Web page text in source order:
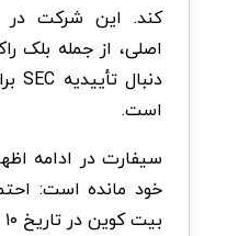
کند. این شرکت در
است.
سیفارت در ادامه
بیت کوین در تاریخ ۱۰ ژانویه ۲۰۲۴ یا قبل از آن.